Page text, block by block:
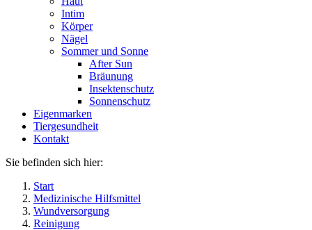
Intim
Körper
Nägel
Sommer und Sonne
After Sun
Bräunung
Insektenschutz
Sonnenschutz
Eigenmarken
Tiergesundheit
Kontakt
Sie befinden sich hier:
Start
Medizinische Hilfsmittel
Wundversorgung
Reinigung